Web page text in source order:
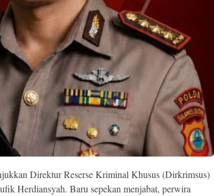
Direktur Reserse Kriminal Khusus (Dirkrimsus)
Herdiansyah. Baru sepekan menjabat, perwira